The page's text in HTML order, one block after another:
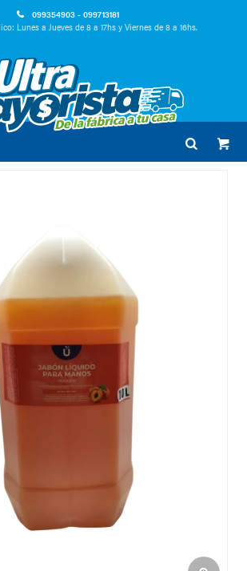
099354903 - 099713181
Lunes a Jueves de 8 a 17hs y Viernes de 8 a 16hs.